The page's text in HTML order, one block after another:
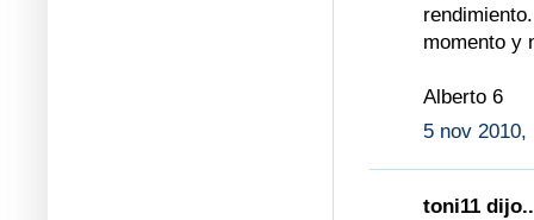
momento y
Alberto 6
5 nov 2010,
toni11